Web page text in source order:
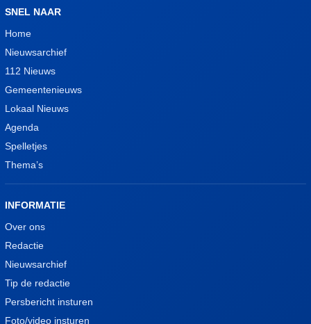
SNEL NAAR
Home
Nieuwsarchief
112 Nieuws
Gemeentenieuws
Lokaal Nieuws
Agenda
Spelletjes
Thema’s
INFORMATIE
Over ons
Redactie
Nieuwsarchief
Tip de redactie
Persbericht insturen
Foto/video insturen